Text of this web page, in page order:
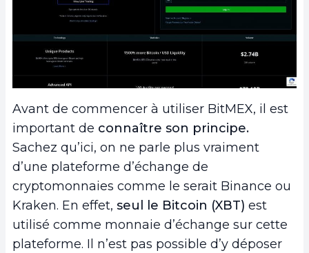
Avant de commencer à utiliser BitMEX, il est
important de connaître son principe.
Sachez qu’ici, on ne parle plus vraiment
d’une plateforme d’échange de
cryptomonnaies comme le serait Binance ou
Kraken. En effet, seul le Bitcoin (XBT) est
utilisé comme monnaie d’échange sur cette
plateforme. Il n’est pas possible d’y déposer